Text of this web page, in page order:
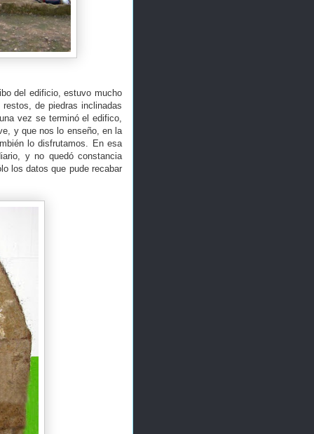
del edificio, estuvo mucho
de piedras inclinadas
vez se terminó el edifico,
y que nos lo enseño, en la
lo disfrutamos. En esa
y no quedó constancia
los datos que pude recabar